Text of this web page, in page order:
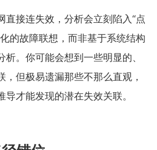
直接连失效，分析会立刻陷入“点
的故障联想，而非基于系统结构
析。你可能会想到一些明显的、
，但极易遗漏那些不那么直观，
导才能发现的潜在失效关联。